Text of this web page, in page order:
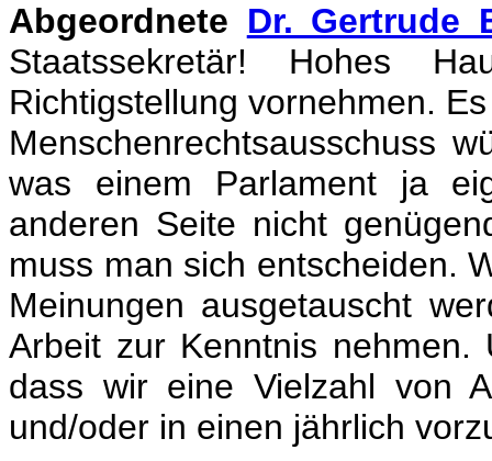
Abgeordnete Dr. Gertrude
Staatssekretär! Hohes
Richtigstellung vornehmen.
Menschenrechtsausschuss
was einem Parlament ja
anderen Seite nicht
muss man sich entscheiden.
Meinungen ausgetauscht
Arbeit zur Kenntnis
dass wir eine Vielzahl von
und/oder in einen jährlich